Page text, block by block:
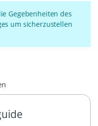
Gegebenheiten des
um sicherzustellen